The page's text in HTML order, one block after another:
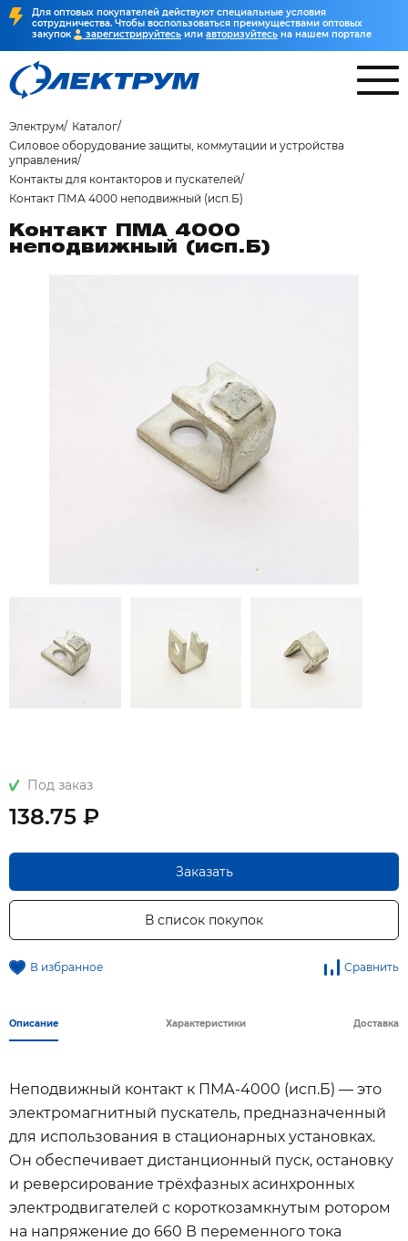
Для оптовых покупателей действуют специальные условия
сотрудничества. Чтобы воспользоваться преимуществами оптовых
закупок
зарегистрируйтесь или авторизуйтесь на нашем портале
Электрум
Каталог
Силовое оборудование защиты, коммутации и устройства
управления
Контакты для контакторов и пускателей
Контакт ПМА 4000 неподвижный (исп.Б)
Контакт ПМА 4000
неподвижный (исп.Б)
Под заказ
138.75 ₽
Заказать
В список покупок
В избранное Сравнить
Описание Характеристики Доставка
Неподвижный контакт к ПМА-4000 (исп.Б) — это
электромагнитный пускатель, предназначенный
для использования в стационарных установках.
Он обеспечивает дистанционный пуск, остановку
и реверсирование трёхфазных асинхронных
электродвигателей с короткозамкнутым ротором
на напряжение до 660 В переменного тока